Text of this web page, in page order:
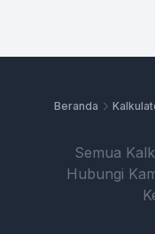
Beranda
Semua
Hubungi